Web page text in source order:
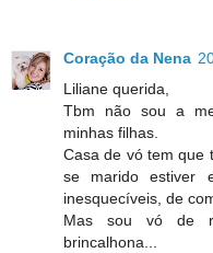
Coração da Nena
Liliane querida,
Tbm não sou a
minhas filhas.
Casa de vó tem que
se marido estiver
inesquecíveis, de
Mas sou vó de
brincalhona...